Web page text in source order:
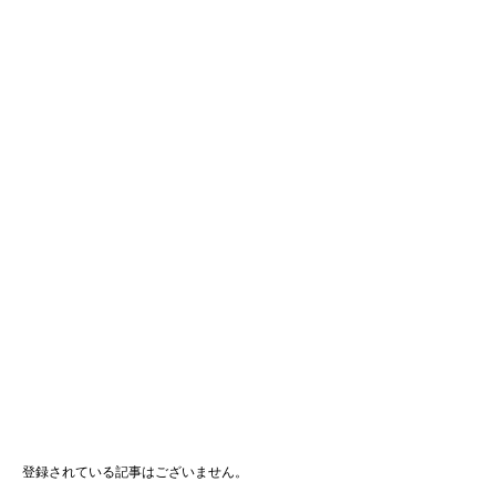
登録されている記事はございません。